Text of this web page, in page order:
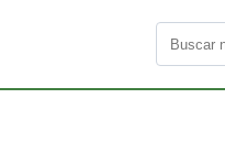
Buscar